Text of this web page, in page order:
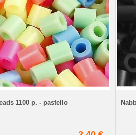
1100 p. - pastello